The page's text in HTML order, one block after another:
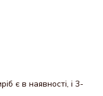
є в наявності, і 3-